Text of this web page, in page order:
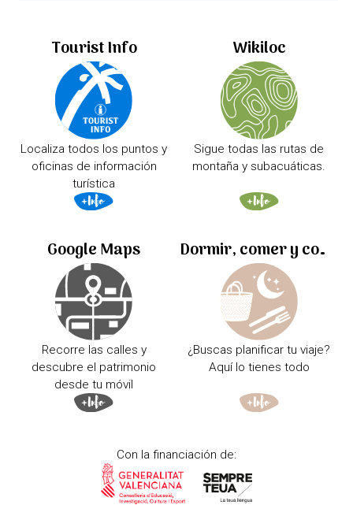
Tourist Info
Localiza todos los puntos y
oficinas de información
turística
Wikiloc
Sigue todas las rutas de
montaña y subacuáticas.
Google Maps
Recorre las calles y
descubre el patrimonio
desde tu móvil
Dormir, comer y comprar
¿Buscas planificar tu viaje?
Aquí lo tienes todo
Con la financiación de: